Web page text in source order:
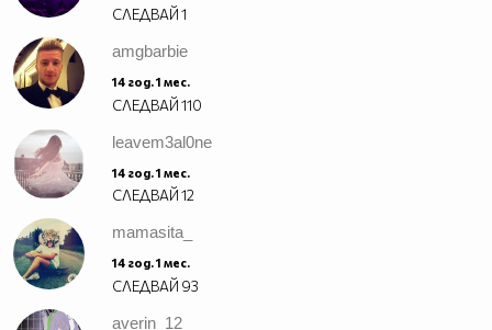
СЛЕДВАЙ1
amgbarbie
14 год. 1 мес.
СЛЕДВАЙ110
leavem3al0ne
14 год. 1 мес.
СЛЕДВАЙ12
mamasita_
14 год. 1 мес.
СЛЕДВАЙ 93
averin_12